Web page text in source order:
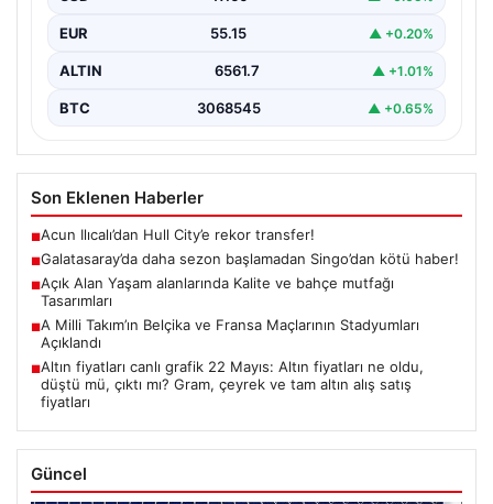
“content”: “…
EUR 55.15 ▲ +0.20%
ALTIN 6561.7 ▲ +1.01%
BTC 3068545 ▲ +0.65%
Son Eklenen Haberler
■Acun Ilıcalı’dan Hull City’e rekor transfer!
■Galatasaray’da daha sezon başlamadan Singo’dan kötü haber!
■Açık Alan Yaşam alanlarında Kalite ve bahçe mutfağı
Tasarımları
■A Milli Takım’ın Belçika ve Fransa Maçlarının Stadyumları
Açıklandı
■Altın fiyatları canlı grafik 22 Mayıs: Altın fiyatları ne oldu,
düştü mü, çıktı mı? Gram, çeyrek ve tam altın alış satış
fiyatları
Güncel